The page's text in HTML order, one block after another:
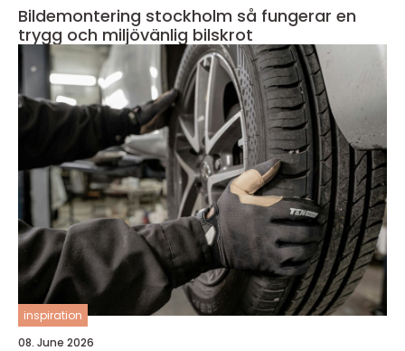
Bildemontering stockholm så fungerar en
trygg och miljövänlig bilskrot
inspiration
08. June 2026